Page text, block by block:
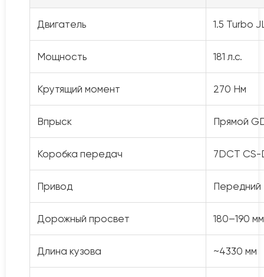
Двигатель 1.5 Turbo
Мощность 181 л.с.
Крутящий момент 270 Нм
Впрыск Прямой
Коробка передач 7DCT
Привод Передний
Дорожный просвет 180–190 мм
Длина кузова ~4330 мм